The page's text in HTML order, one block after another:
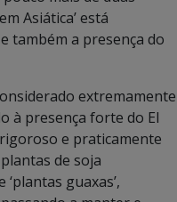
Asiática’ está
também a presença do
extremamente
à presença forte do El
e praticamente
de soja
guaxas’,